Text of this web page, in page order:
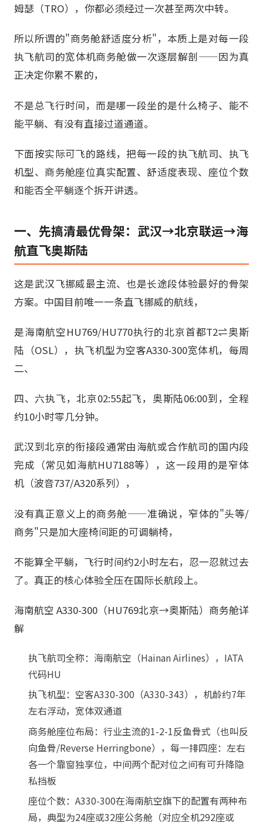
姆瑟（TRO），你都必须经过一次甚至两次中转。
所以所谓的"商务舱舒适度分析"，本质上是对每一段
执飞航司的宽体机商务舱做一次逐层解剖——因为真
正决定你累不累的，
不是总飞行时间，而是哪一段坐的是什么椅子、能不
能平躺、有没有直接过道通道。
下面按实际可飞的路线，把每一段的执飞航司、执飞
机型、商务舱座位真实配置、舒适度表现、座位个数
和能否全平躺逐个拆开讲透。
一、先搞清最优骨架：武汉→北京联运→海
航直飞奥斯陆
这是武汉飞挪威最主流、也是长途段体验最好的骨架
方案。中国目前唯一一条直飞挪威的航线，
是海南航空HU769/HU770执行的北京首都T2⇌奥斯
陆（OSL），执飞机型为空客A330-300宽体机，每周
二、
四、六执飞，北京02:55起飞，奥斯陆06:00到，全程
约10小时零几分钟。
武汉到北京的衔接段通常由海航或合作航司的国内段
完成（常见如海航HU7188等），这一段用的是窄体
机（波音737/A320系列），
没有真正意义上的商务舱——准确说，窄体的"头等/
商务"只是加大座椅间距的可调躺椅，
不能算全平躺，飞行时间约2小时左右，忍一忍就过去
了。真正的核心体验全压在国际长航段上。
海南航空 A330-300（HU769北京→奥斯陆）商务舱详
解
执飞航司全称：海南航空（Hainan Airlines），IATA
代码HU
执飞机型：空客A330-300（A330-343），机龄约7年
左右浮动，宽体双通道
商务舱座位布局：行业主流的1-2-1反鱼骨式（也叫反
向鱼骨/Reverse Herringbone），每一排四座：左右
各一个靠窗独享位，中间两个配对位之间有可升降隐
私挡板
座位个数：A330-300在海南航空旗下的配置有两种布
局，典型为24座或32座公务舱（对应全机292座或